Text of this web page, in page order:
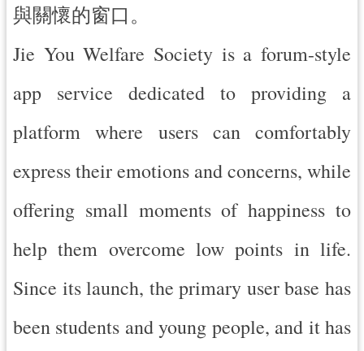
開
回
頁
網
站
導
市
政
信
箱
園
與關懷的窗口。
Jie You Welfare Society is a forum-style
app service dedicated to providing a
platform where users can comfortably
express their emotions and concerns, while
offering small moments of happiness to
help them overcome low points in life.
Since its launch, the primary user base has
been students and young people, and it has